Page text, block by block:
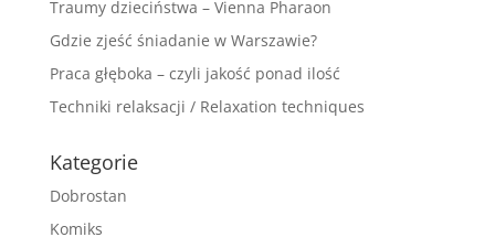
Traumy dzieciństwa – Vienna Pharaon
Gdzie zjeść śniadanie w Warszawie?
Praca głęboka – czyli jakość ponad ilość
Techniki relaksacji / Relaxation techniques
Kategorie
Dobrostan
Komiks